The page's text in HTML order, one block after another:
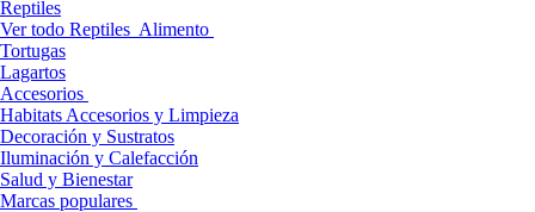
Reptiles
Ver todo Reptiles Alimento
Tortugas
Lagartos
Accesorios
Habitats Accesorios y Limpieza
Decoración y Sustratos
Iluminación y Calefacción
Salud y Bienestar
Marcas populares